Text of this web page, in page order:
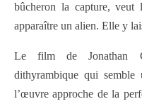
bûcheron la capture, veut
apparaître un alien. Elle y
Le film de Jonathan
dithyrambique qui semble
l’œuvre approche de la